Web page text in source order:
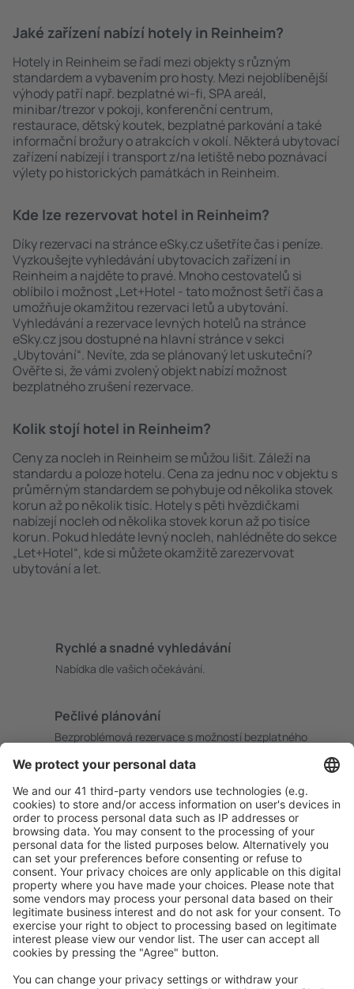
Jaké zařízení nabízí hotely in Reinheim?
Hotely in Reinheim se řadí mezi objekty s různým
standardem a vybavením pro hosty. Mezi nejoblíbenější
výhody patří např. bezplatné wi-fi, SPA areál,
minibar/trezor v pokoji, konferenční centrum,
restaurace, dětský koutek, bezplatné parkování a také
informační brožury o atrakcích v okolí. Některá ubytovací
zařízení nabízejí i transport z/na letiště nebo poznávací
výlety po historických památkách in Reinheim.
Kde lze rezervovat hotel in Reinheim?
Díky rezervaci na stránce eSky.cz ušetříte čas i peníze.
Vyzkoušejte vyhledávání ubytovacích zařízení in
Reinheim a najděte to pravé. Mnoho cestovatelů si
oblíbilo i možnost „Let+Hotel - tato možnost šetří čas a
umožňuje okamžitou rezervaci letů a ubytování.
Vyhledávání a rezervace levných hotelů na stránce
eSky.cz jsou dostupné na hlavní stránce v sekci
„Ubytování“. Nevíte, zda se plánovaný let uskuteční?
Ověřte si, že vámi zvolený objekt nabízí možnost
bezplatného zrušení rezervace.
Kolik stojí hotel in Reinheim?
Ceny za nocleh in Reinheim se můžou lišit. Záleží na
standardu a poloze hotelu. Cena za jednu noc v objektu s
průměrným standardem se pohybuje od několika stovek
korun až po několik tisíc. Hotely s pěti hvězdičkami
nabízejí nocleh od několika stovek korun až po tisíce
korun. Pokud hledáte levný nocleh, nahlédněte do sekce
„Let+Hotel“, kde si můžete okamžitě zarezervovat
ubytování a let.
Rychlé a snadné vyhledávání
Nabídka dle vašich očekávání.
Pečlivé plánování
Bezproblémová rezervace s možností bezplatného
S námi ušetříte
Atraktivní ceny a speciální nabídky pro přihlášené
uživatele.
Ubytování dle vašeho gusta
Vyberte si z více než 1.3 milionu zařízení: hotelů,
apartmánů, chat a dalších.